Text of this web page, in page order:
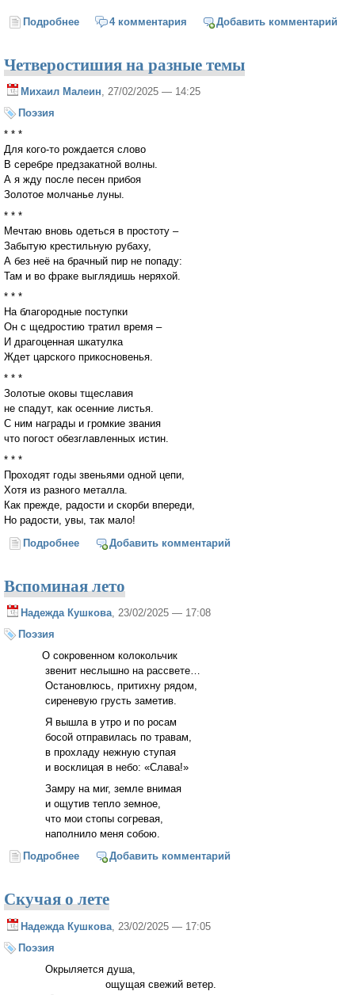
Подробнее о Первая исповедь (врачебная сказка-2)
4 комментария Добавить комментарий
Четверостишия на разные темы
Михаил Малеин, 27/02/2025 — 14:25
Поэзия
* * *
Для кого-то рождается слово
В серебре предзакатной волны.
А я жду после песен прибоя
Золотое молчанье луны.
* * *
Мечтаю вновь одеться в простоту –
Забытую крестильную рубаху,
А без неё на брачный пир не попаду:
Там и во фраке выглядишь неряхой.
* * *
На благородные поступки
Он с щедростию тратил время –
И драгоценная шкатулка
Ждет царского прикосновенья.
* * *
Золотые оковы тщеславия
не спадут, как осенние листья.
С ним награды и громкие звания
что погост обезглавленных истин.
* * *
Проходят годы звеньями одной цепи,
Хотя из разного металла.
Как прежде, радости и скорби впереди,
Но радости, увы, так мало!
Подробнее о Четверостишия на разные темы
Добавить комментарий
Вспоминая лето
Надежда Кушкова, 23/02/2025 — 17:08
Поэзия
О сокровенном колокольчик
звенит неслышно на рассвете…
Остановлюсь, притихну рядом,
сиреневую грусть заметив.
Я вышла в утро и по росам
босой отправилась по травам,
в прохладу нежную ступая
и восклицая в небо: «Слава!»
Замру на миг, земле внимая
и ощутив тепло земное,
что мои стопы согревая,
наполнило меня собою.
Подробнее о Вспоминая лето
Добавить комментарий
Скучая о лете
Надежда Кушкова, 23/02/2025 — 17:05
Поэзия
Окрыляется душа,
ощущая свежий ветер.